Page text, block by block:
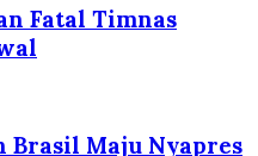
Fatal Timnas
Brasil Maju Nyapres